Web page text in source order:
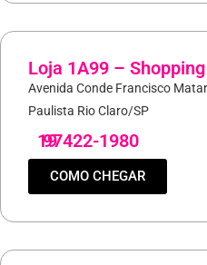
Loja 1A99 –
Avenida Conde Francisco
Paulista Rio Claro/SP
19
97422-1980
COMO CHEGAR